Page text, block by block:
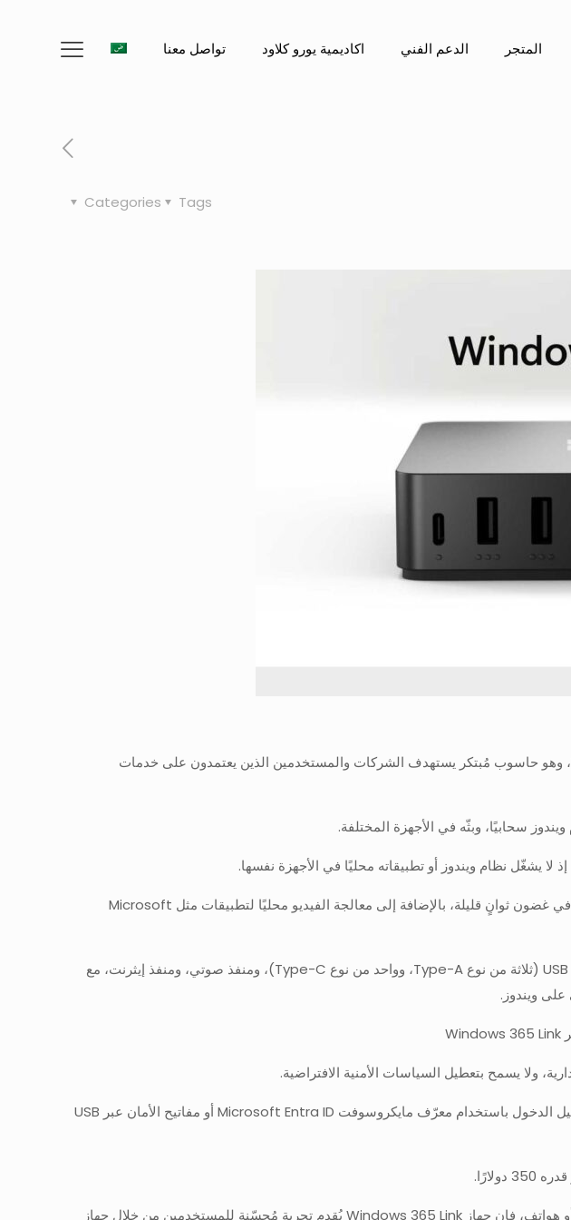
المتجر الدعم الفني اكاديمية يورو كلاود تواصل معنا
Categories Tags
كشفت شركة مايكروسوفت خلال مؤتمر Ignite 2024 عن حاسوب جديد يحمل اسم Windows 365 Link، وهو حاسوب مُبتكر يستهدف الشركات والمستخدمين الذين يعتمدون على خدمات
وصُمّم الجهاز لتحسين تجربة سطح المكتب، إذ يوفّر مزايا، مثل الإيقاظ الفوري من وضع السكون، والإقلاع في غضون ثوانٍ قليلة، بالإضافة إلى معالجة الفيديو محليًا لتطبيقات مثل Microsoft
ويدعم الجهاز توصيل شاشتين بدقة قدرها 4K عبر منفذي HDMI و DisplayPort، ويحتوي على أربعة منافذ USB (ثلاثة من نوع Type-A، وواحد من نوع Type-C)، ومنفذ صوتي، ومنفذ إيثرنت، مع
ويهدف هذا النهج إلى ضمان بقاء بيانات الشركات داخل حساباتها السحابية فقط. ويمكن للمستخدمين تسجيل الدخول باستخدام معرّف مايكروسوفت Microsoft Entra ID أو مفاتيح الأمان عبر USB
ومع أن خدمة Windows 365 متاحة في العديد من الأجهزة الحديثة، سواء كانت حواسيب أو أجهزة لوحية أو هواتف، فإن جهاز Windows 365 Link يُقدم تجربة مُحسّنة للمستخدمين من خلال جهاز